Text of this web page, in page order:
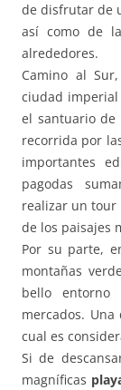
de disfrutar de
así como de
alrededores.
Camino al
ciudad imperial
el santuario de
recorrida por
importantes
pagodas
realizar un tour
de los paisajes
Por su parte,
montañas
bello
mercados.
cual es
Si de
magníficas